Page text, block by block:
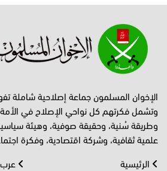
الإخوان المسلمون جماعة إصلاحية شاملة
وتشمل فكرتهم كل نواحي الإصلاح في
وطريقة سُنية، وحقيقة صوفية، وهيئة
علمية ثقافية، وشركة اقتصادية، وفكرة
الرئيسية